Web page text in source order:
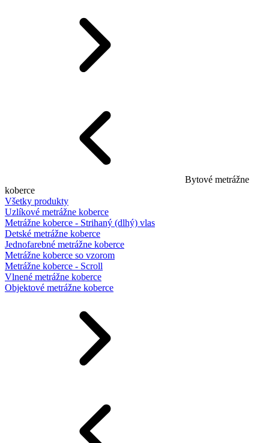
Bytové metrážne
koberce
Všetky produkty
Uzlíkové metrážne koberce
Metrážne koberce - Strihaný (dlhý) vlas
Detské metrážne koberce
Jednofarebné metrážne koberce
Metrážne koberce so vzorom
Metrážne koberce - Scroll
Vlnené metrážne koberce
Objektové metrážne koberce